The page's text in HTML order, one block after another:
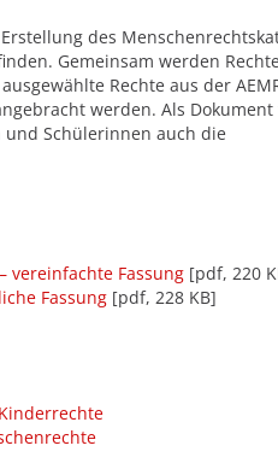
des
Gemeinsam werden Rechte
Rechte aus der
werden. Als
Schülerinnen auch die
vereinfachte Fassung [pdf, 220
Fassung [pdf, 228 KB]
Kinderrechte